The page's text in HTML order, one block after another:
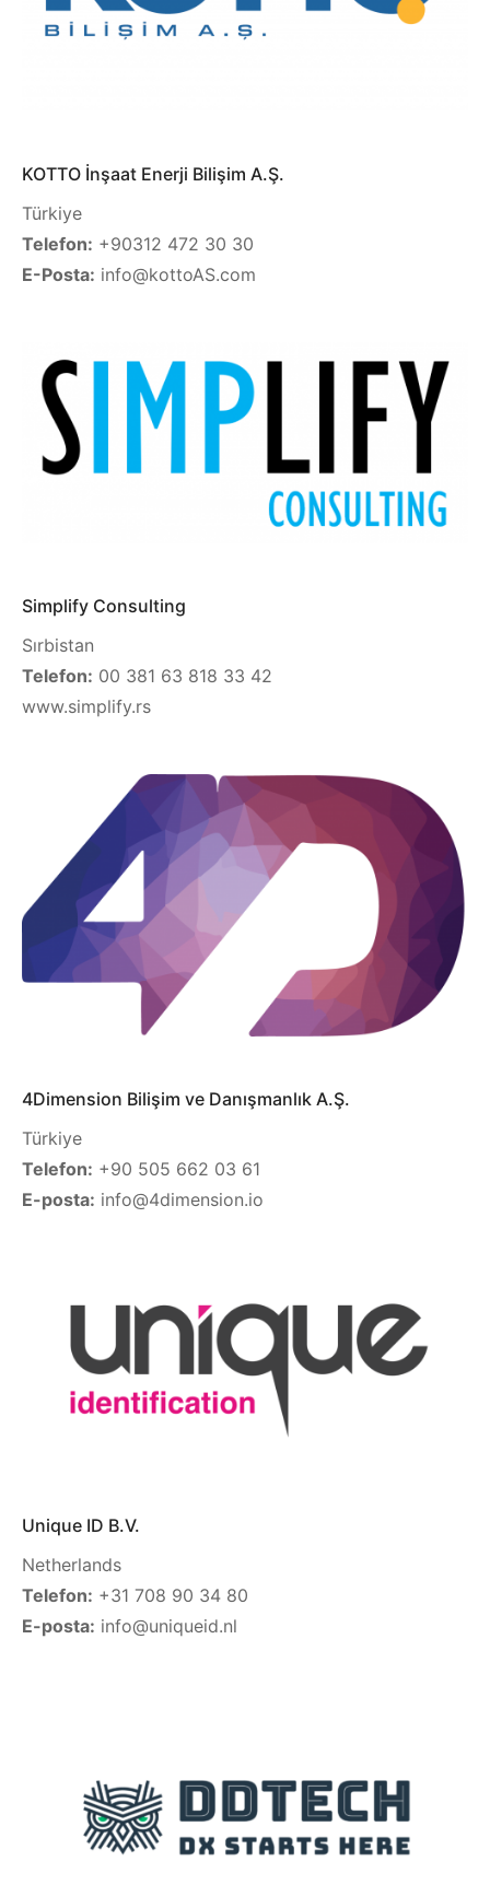
KOTTO İnşaat Enerji Bilişim A.Ş.
Türkiye
Telefon: +90312 472 30 30
E-Posta: info@kottoAS.com
Simplify Consulting
Sırbistan
Telefon: 00 381 63 818 33 42
www.simplify.rs
4Dimension Bilişim ve Danışmanlık A.Ş.
Türkiye
Telefon: +90 505 662 03 61
E-posta: info@4dimension.io
Unique ID B.V.
Netherlands
Telefon: +31 708 90 34 80
E-posta: info@uniqueid.nl